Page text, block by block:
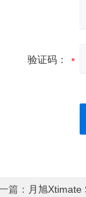
验证码：
篇： 月旭Xtimate